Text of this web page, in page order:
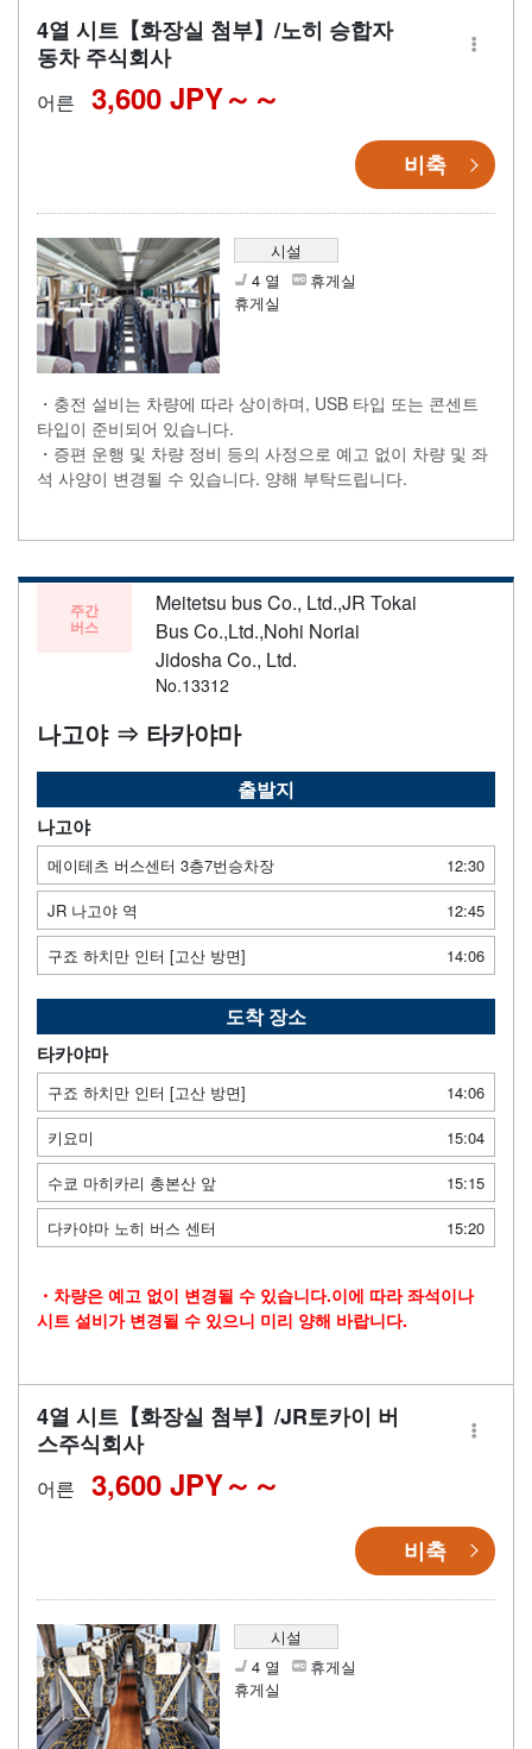
4열 시트【화장실 첨부】/노히 승합자
동차 주식회사
어른 3,600 JPY～
비축
시설
4 열
휴게실
휴게실
・충전 설비는 차량에 따라 상이하며, USB 타입 또는 콘센트
타입이 준비되어 있습니다.
・증편 운행 및 차량 정비 등의 사정으로 예고 없이 차량 및 좌
석 사양이 변경될 수 있습니다. 양해 부탁드립니다.
주간
버스
Meitetsu bus Co., Ltd.,JR Tokai
Bus Co.,Ltd.,Nohi Noriai
Jidosha Co., Ltd.
No.13312
나고야 ⇒ 타카야마
출발지
나고야
메이테츠 버스센터 3층7번승차장
12:30
JR 나고야 역
12:45
구죠 하치만 인터 [고산 방면]
14:06
도착 장소
타카야마
구죠 하치만 인터 [고산 방면]
14:06
키요미
15:04
수쿄 마히카리 총본산 앞
15:15
다카야마 노히 버스 센터
15:20
・차량은 예고 없이 변경될 수 있습니다.이에 따라 좌석이나
시트 설비가 변경될 수 있으니 미리 양해 바랍니다.
4열 시트【화장실 첨부】/JR토카이 버
스주식회사
어른 3,600 JPY～
비축
시설
4 열
휴게실
휴게실